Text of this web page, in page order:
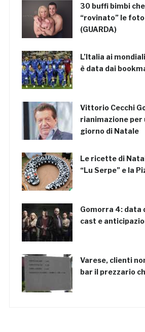
30 buffi bimbi
“rovinato” le
(GUARDA)
L’Italia ai
è data dai
Vittorio Cecchi
rianimazione per
giorno di Natale
Le ricette di
“Lu Serpe” e la
Gomorra 4: data
cast e
Varese, clienti
bar il prezzario